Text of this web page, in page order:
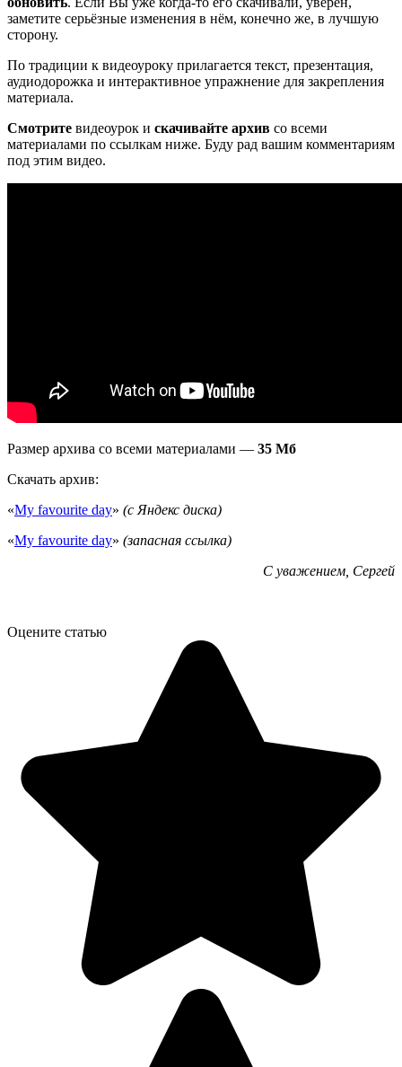
заметите серьёзные изменения в нём, конечно же, в лучшую
сторону.
По традиции к видеоуроку прилагается текст, презентация,
аудиодорожка и интерактивное упражнение для закрепления
материала.
Смотрите видеоурок и скачивайте архив со всеми
материалами по ссылкам ниже. Буду рад вашим комментариям
под этим видео.
Размер архива со всеми материалами — 35 Мб
Скачать архив:
«My favourite day» (с Яндекс диска)
«My favourite day» (запасная ссылка)
С уважением, Сергей
Оцените статью